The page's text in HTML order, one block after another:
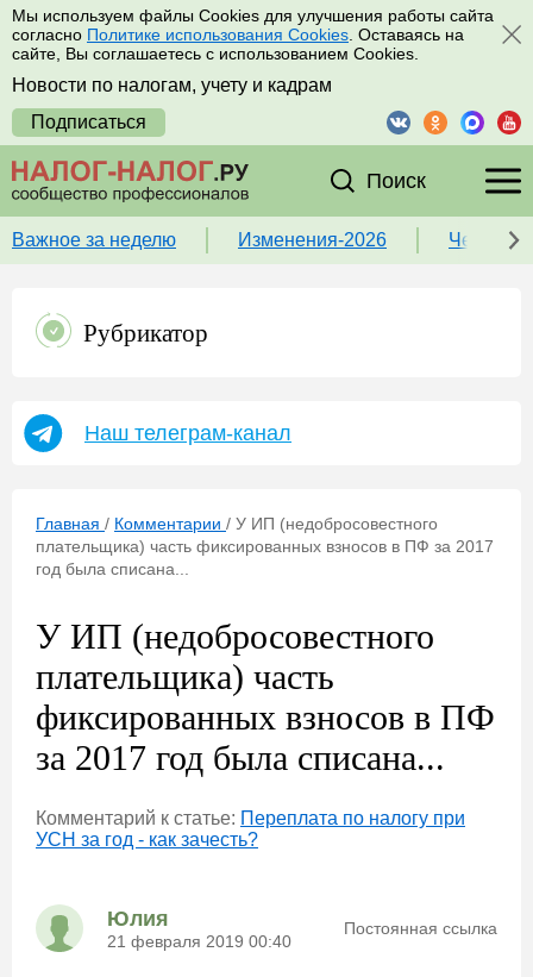
Мы используем файлы Cookies для улучшения работы сайта
согласно Политике использования Cookies . Оставаясь на
сайте, Вы соглашаетесь с использованием Cookies.
Новости по налогам, учету и кадрам
Подписаться
Поиск
Важное за неделю Изменения-2026 Чек-
Рубрикатор
Наш телеграм-канал
Главная / Комментарии / У ИП (недобросовестного
плательщика) часть фиксированных взносов в ПФ за 2017
год была списана...
У ИП (недобросовестного
плательщика) часть
фиксированных взносов в ПФ
за 2017 год была списана...
Комментарий к статье: Переплата по налогу при
УСН за год - как зачесть?
Юлия
21 февраля 2019 00:40
Постоянная ссылка